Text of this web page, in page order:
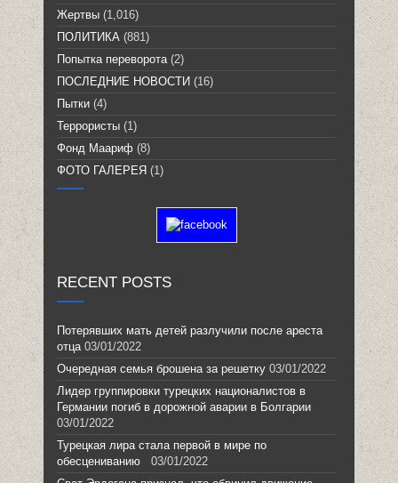
Жертвы (1,016)
ПОЛИТИКА (881)
Попытка переворота (2)
ПОСЛЕДНИЕ НОВОСТИ (16)
Пытки (4)
Террористы (1)
Фонд Маариф (8)
ФОТО ГАЛЕРЕЯ (1)
RECENT POSTS
Потерявших мать детей разлучили после ареста
отца 03/01/2022
Очередная семья брошена за решетку 03/01/2022
Лидер группировки турецких националистов в
Германии погиб в дорожной аварии в Болгарии
03/01/2022
Турецкая лира стала первой в мире по
обесцениванию
03/01/2022